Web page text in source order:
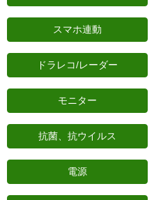
スマホ連動
ドラレコ/レーダー
モニター
抗菌、抗ウイルス
電源